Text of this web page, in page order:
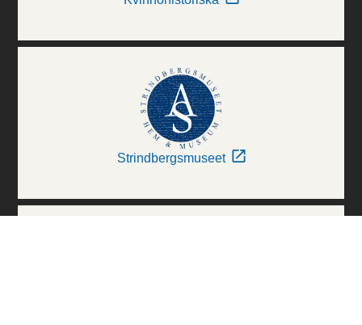
Strindbergsmuseet